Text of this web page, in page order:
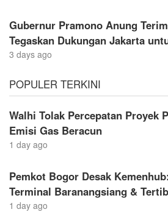
Gubernur Pramono Anung
Tegaskan Dukungan Jakarta
3 days ago
POPULER TERKINI
Walhi Tolak Percepatan Proyek
Emisi Gas Beracun
1 day ago
Pemkot Bogor Desak
Terminal Baranangsiang &
1 day ago